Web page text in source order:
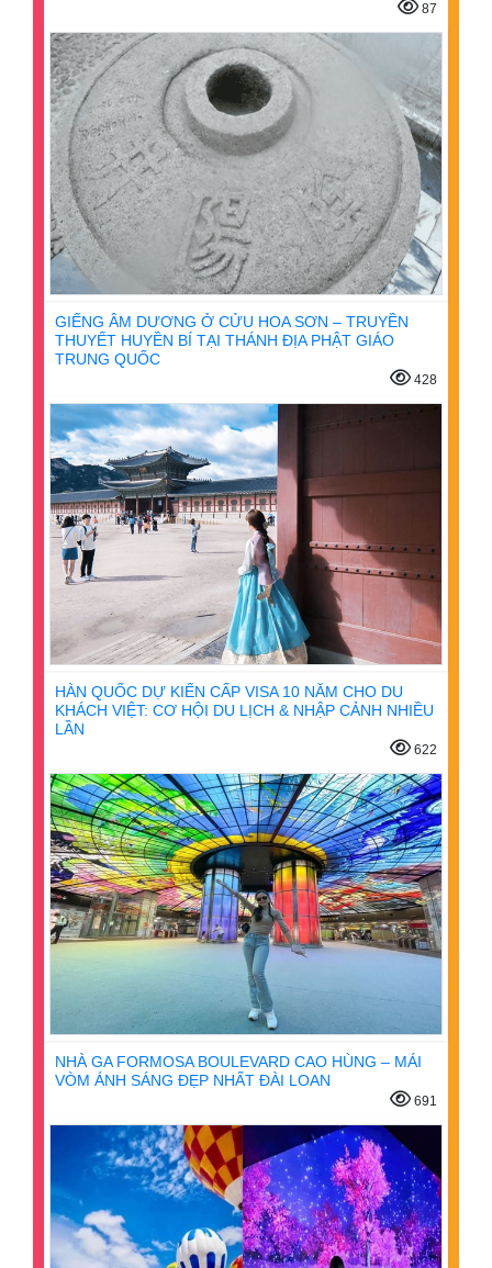
87
GIẾNG ÂM DƯƠNG Ở CỬU HOA SƠN – TRUYỀN
THUYẾT HUYỀN BÍ TẠI THÁNH ĐỊA PHẬT GIÁO
TRUNG QUỐC
428
HÀN QUỐC DỰ KIẾN CẤP VISA 10 NĂM CHO DU
KHÁCH VIỆT: CƠ HỘI DU LỊCH & NHẬP CẢNH NHIỀU
LẦN
622
NHÀ GA FORMOSA BOULEVARD CAO HÙNG – MÁI
VÒM ÁNH SÁNG ĐẸP NHẤT ĐÀI LOAN
691